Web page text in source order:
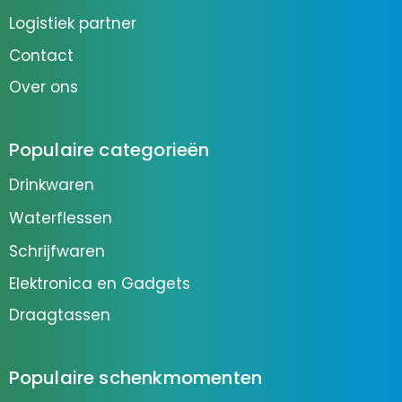
Logistiek partner
Contact
Over ons
Populaire categorieën
Drinkwaren
Waterflessen
Schrijfwaren
Elektronica en Gadgets
Draagtassen
Populaire schenkmomenten